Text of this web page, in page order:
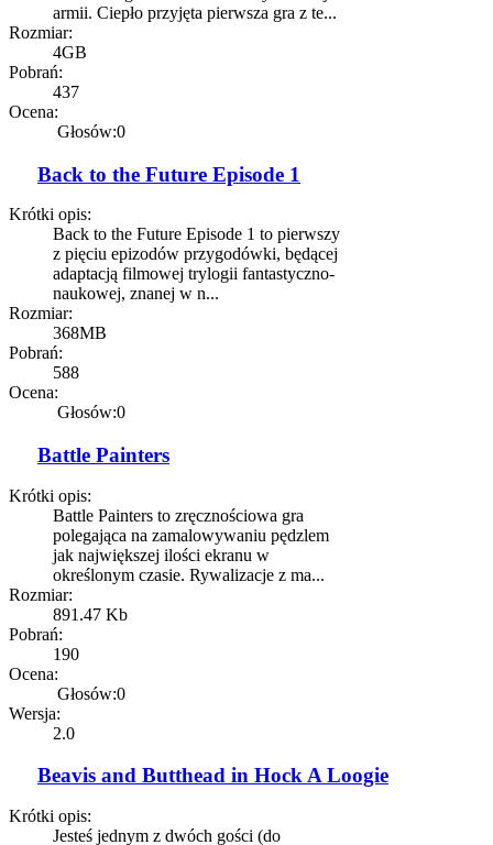
armii. Ciepło przyjęta pierwsza gra z te...
Rozmiar:
4GB
Pobrań:
437
Ocena:
Głosów:0
Back to the Future Episode 1
Krótki opis:
Back to the Future Episode 1 to pierwszy
z pięciu epizodów przygodówki, będącej
adaptacją filmowej trylogii fantastyczno-
naukowej, znanej w n...
Rozmiar:
368MB
Pobrań:
588
Ocena:
Głosów:0
Battle Painters
Krótki opis:
Battle Painters to zręcznościowa gra
polegająca na zamalowywaniu pędzlem
jak największej ilości ekranu w
określonym czasie. Rywalizacje z ma...
Rozmiar:
891.47 Kb
Pobrań:
190
Ocena:
Głosów:0
Wersja:
2.0
Beavis and Butthead in Hock A Loogie
Krótki opis:
Jesteś jednym z dwóch gości (do